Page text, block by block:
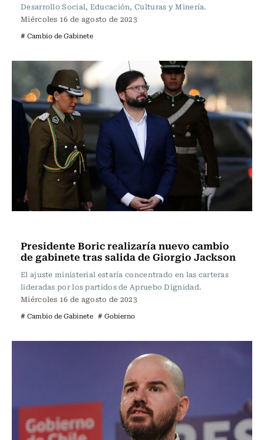
Desarrollo Social, Educación, Culturas y Minería.
Miércoles 16 de agosto de 2023
# Cambio de Gabinete
Presidente Boric realizaría nuevo cambio
de gabinete tras salida de Giorgio Jackson
El ajuste ministerial estaría concentrado en las carteras
lideradas por los partidos de Apruebo Dignidad.
Miércoles 16 de agosto de 2023
# Cambio de Gabinete # Gobierno